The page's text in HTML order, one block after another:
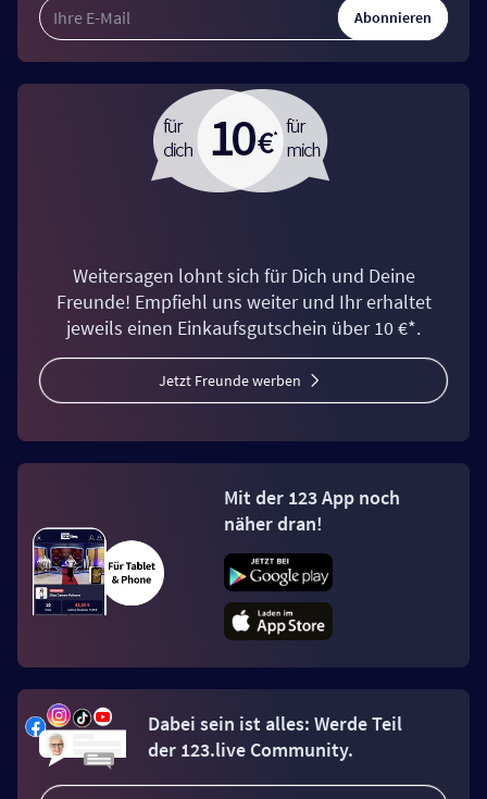
Abonnieren
Weitersagen lohnt sich für Dich und Deine
Freunde! Empfiehl uns weiter und Ihr erhaltet
jeweils einen Einkaufsgutschein über 10 €*.
Jetzt Freunde werben
Mit der 123 App noch
näher dran!
Dabei sein ist alles: Werde Teil
der 123.live Community.